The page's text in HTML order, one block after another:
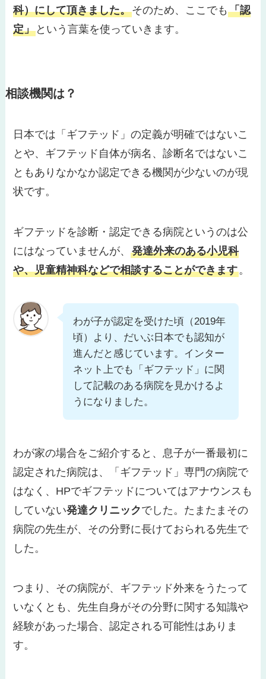
科）にして頂きました。そのため、ここでも「認
定」 という言葉を使っていきます。
相談機関は？
日本では「ギフテッド」の定義が明確ではないこ
とや、ギフテッド自体が病名、診断名ではないこ
ともありなかなか認定できる機関が少ないのが現
状です。
ギフテッドを診断・認定できる病院というのは公
にはなっていませんが、発達外来のある小児科
や、児童精神科などで相談することができます。
わが子が認定を受けた頃（2019年
頃）より、だいぶ日本でも認知が
進んだと感じています。インター
ネット上でも「ギフテッド」に関
して記載のある病院を見かけるよ
うになりました。
わが家の場合をご紹介すると、息子が一番最初に
認定された病院は、「ギフテッド」専門の病院で
はなく、HPでギフテッドについてはアナウンスも
していない発達クリニックでした。たまたまその
病院の先生が、その分野に長けておられる先生で
した。
つまり、その病院が、ギフテッド外来をうたって
いなくとも、先生自身がその分野に関する知識や
経験があった場合、認定される可能性はありま
す。